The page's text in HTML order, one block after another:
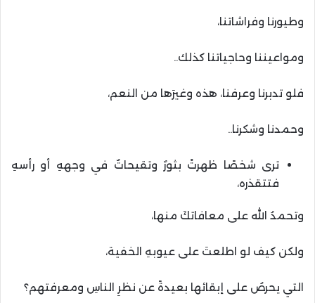
وطيورنا وفراشاتنا،
ومواعيننا وحاجياتنا كذلك..
فلو تدبرنا وعرفنا، هذه وغيرَها من النعم،
وحمدنا وشكرنا..
ترى شخصًا ظهرتْ بثورٌ وتقيحاتٌ في وجههِ أو رأسهِ
فتتقذره،
وتحمدُ الله على معافاتكَ منها،
ولكن كيف لو اطلعتَ على عيوبهِ الخفية،
التي يحرصُ على إبقائها بعيدةً عن نظرِ الناسِ ومعرفتهم؟